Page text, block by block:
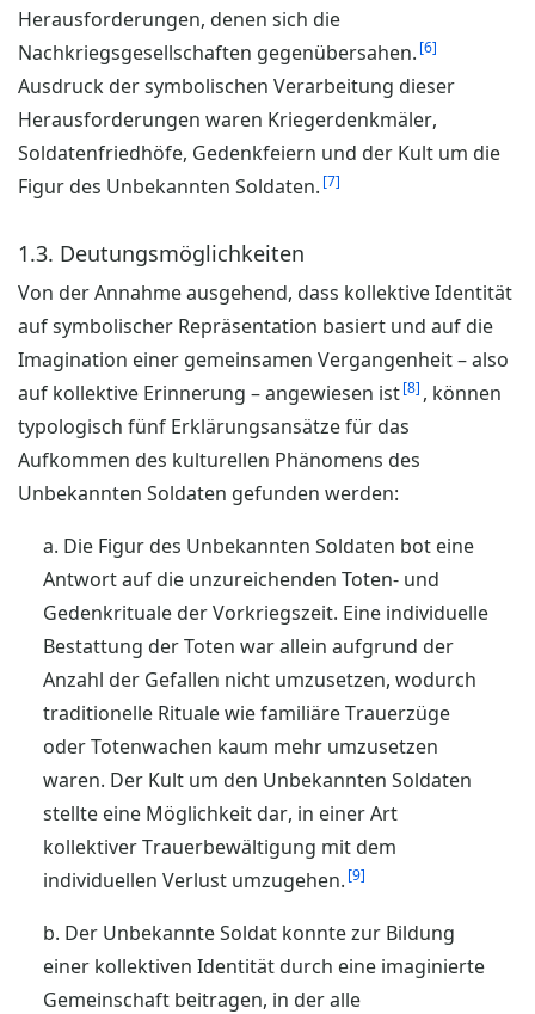
Herausforderungen, denen sich die
Nachkriegsgesellschaften gegenübersahen. 6
Ausdruck der symbolischen Verarbeitung dieser
Herausforderungen waren Kriegerdenkmäler,
Soldatenfriedhöfe, Gedenkfeiern und der Kult um die
Figur des Unbekannten Soldaten. 7
1.3. Deutungsmöglichkeiten
Von der Annahme ausgehend, dass kollektive Identität
auf symbolischer Repräsentation basiert und auf die
Imagination einer gemeinsamen Vergangenheit – also
auf kollektive Erinnerung – angewiesen ist 8 , können
typologisch fünf Erklärungsansätze für das
Aufkommen des kulturellen Phänomens des
Unbekannten Soldaten gefunden werden:
a. Die Figur des Unbekannten Soldaten bot eine
Antwort auf die unzureichenden Toten- und
Gedenkrituale der Vorkriegszeit. Eine individuelle
Bestattung der Toten war allein aufgrund der
Anzahl der Gefallen nicht umzusetzen, wodurch
traditionelle Rituale wie familiäre Trauerzüge
oder Totenwachen kaum mehr umzusetzen
waren. Der Kult um den Unbekannten Soldaten
stellte eine Möglichkeit dar, in einer Art
kollektiver Trauerbewältigung mit dem
individuellen Verlust umzugehen. 9
b. Der Unbekannte Soldat konnte zur Bildung
einer kollektiven Identität durch eine imaginierte
Gemeinschaft beitragen, in der alle